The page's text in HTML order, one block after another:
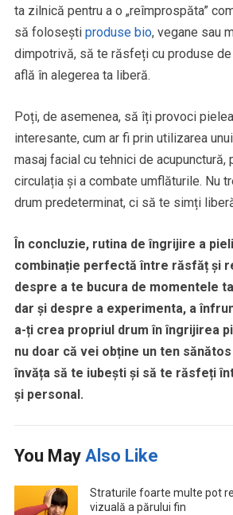
ta zilnică pentru a o „reîmprospăta”
să folosești produse bio, vegane sau
dimpotrivă, să te răsfeți cu produse
află în alegerea ta liberă.
Poți, de asemenea, să îți provoci
interesante, cum ar fi prin utilizarea
masaj facial cu tehnici de acupunctură,
circulația și a combate umflăturile. Nu
drum predeterminat, ci să te simți
În concluzie, rutina de îngrijire a
combinație perfectă între răsfăț și
despre a te bucura de momentele
dar și despre a experimenta, a
a-ți crea propriul drum în îngrijirea
nu doar că vei obține un ten
învăța să te iubești și să te răsfeți
și personal.
You May Also Like
Straturile foarte multe pot
vizuală a părului fin